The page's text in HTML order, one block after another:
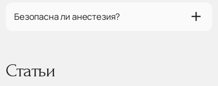
Безопасна ли анестезия?
Статьи